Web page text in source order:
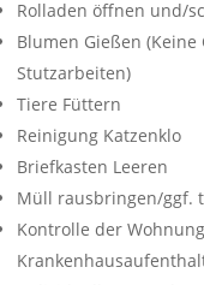
Rolladen öffnen und/
Blumen Gießen
Stutzarbeiten)
Tiere Füttern
Reinigung Katzenklo
Briefkasten Leeren
Müll rausbringen/ggf.
Kontrolle der